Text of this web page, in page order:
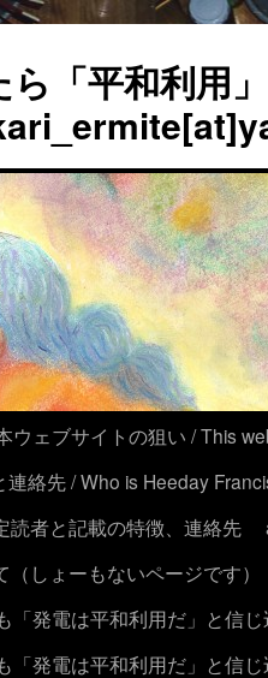
「平和利用
ウェブサイトの狙い / This
絡先 / Who is Heeday
読者と記載の特徴、連絡先
しょーもないページです）
発電は平和利用だ」と信
発電は平和利用だ」と信